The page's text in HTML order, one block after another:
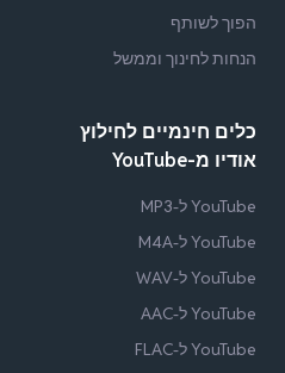
הפוך לשותף
הנחות לחינוך וממשל
כלים חינמיים לחילוץ
אודיו מ-YouTube
YouTube ל-MP3
YouTube ל-M4A
YouTube ל-WAV
YouTube ל-AAC
YouTube ל-FLAC